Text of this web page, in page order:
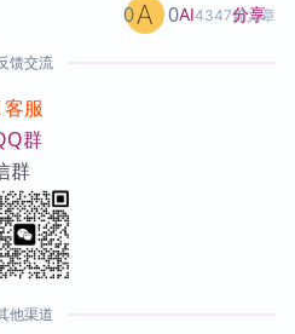
AI4347篇文章
0 0 分享
馈交流
服
群
群
他渠道